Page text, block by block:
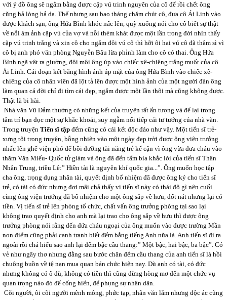
với ý đồ ông sẽ ngắm bằng được cặp vú trinh nguyên của cô để rồi chết ông
cũng hả lòng hả dạ. Thế nhưng sau bao tháng chăm chút cô, đưa cô Ái Linh vào
được khách sạn, ông Hứa Bình khóc nấc lên, quỳ xuống nói cho cô biết sự thật
về nỗi ám ảnh cặp vú của vợ và nỗi thèm khát được một lần trong đời nhìn thấy
cặp vú trinh trắng và xin cô cho ngắm đôi vú cô thì hỡi ôi hai vú cô đã thâm sì vì
cô bị anh phó văn phòng Nguyễn Bâu lừa phỉnh làm cho cô có thai. Ông Hứa
Bình ngã vật ra giường, đôi môi ông úp vào chiếc xê-chiêng trắng muốt của cô
Ái Linh. Cái đoạn kết bằng hình ảnh úp mặt của ông Hứa Bình vào chiếc xê-
chiêng của cô nhân viên đã lột tả lên được một hình ảnh của một người đàn ông
làm quan cả đời chỉ đi tìm cái đẹp, ngắm được một lần thôi mà cũng không được.
Thật là bi hài.
Nhà văn Vũ Đảm thường có những kết của truyện rất ấn tượng và để lại trong
tâm trí bạn đọc một sự khắc khoải, suy ngẫm nối tiếp cái tư tưởng của nhà văn.
Trong truyện Tiến sĩ tập đếm cũng có cái kết độc đáo như vậy. Một tiến sĩ trẻ-
xưng tôi trong truyện, bỗng nhiên vào một ngày đẹp trời được ông viện trưởng
nhấc lên ghế viện phó để bồi dưỡng tài năng trẻ kế cận vì ông vừa đưa cháu vào
thăm Văn Miếu- Quốc tử giám và ông đã đến tấm bia khắc lời của tiến sĩ Thân
Nhân Trung, triều Lê:” Hiền tài là nguyên khí quốc gia...”. Ông muốn học tập
cha ông, trọng dụng nhân tài, quyết định bổ nhiệm đã được ông ký cho tiến sĩ
trẻ, có tài có đức nhưng đợi mãi chả thấy vị tiến sĩ này có thái độ gì nên cuối
cùng ông viện trưởng đã bổ nhiệm cho một ông sắp về hưu, dốt nát nhưng lại có
tiền. Vị tiến sĩ trẻ lên phòng tổ chức, chất vấn ông trưởng phòng tại sao lại
không trao quyết định cho anh mà lại trao cho ông sắp về hưu thì được ông
trưởng phòng nói rằng dến đứa cháu ngoại của ông muốn vào được trường Mần
non điểm cũng phải cạnh tranh biết đếm bằng tiếng Anh nữa là. Anh tiến sĩ đi ra
ngoài rồi chả hiểu sao anh lại đếm bậc cầu thang:” Một bậc, hai bậc, ba bậc”. Có
vẻ như ngây thơ nhưng đằng sau bước chân đếm cầu thang của anh tiến sĩ là hồi
chuông buồn về tệ nạn mua quan bán chức hiện nay. Dù anh có tài, có đức
nhưng không có ô dù, không có tiền thì cũng đừng hòng mơ đến một chức vụ
quan trọng nào đó để cống hiến, để phụng sự nhân dân.
Cõi người, ôi cõi người mênh mông, phức tạp, nhân văn lắm nhưng độc ác cũng